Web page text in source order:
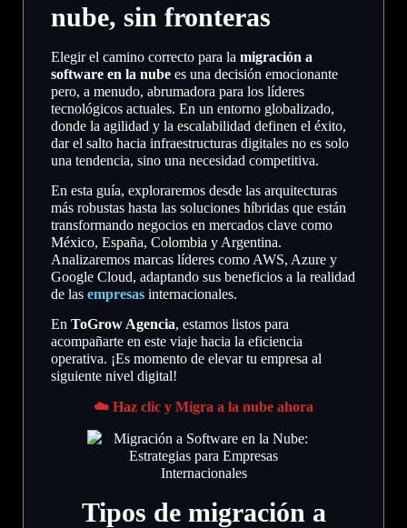
nube, sin fronteras
Elegir el camino correcto para la migración a
software en la nube es una decisión emocionante
pero, a menudo, abrumadora para los líderes
tecnológicos actuales. En un entorno globalizado,
donde la agilidad y la escalabilidad definen el éxito,
dar el salto hacia infraestructuras digitales no es solo
una tendencia, sino una necesidad competitiva.
En esta guía, exploraremos desde las arquitecturas
más robustas hasta las soluciones híbridas que están
transformando negocios en mercados clave como
México, España, Colombia y Argentina.
Analizaremos marcas líderes como AWS, Azure y
Google Cloud, adaptando sus beneficios a la realidad
de las empresas internacionales.
En ToGrow Agencia, estamos listos para
acompañarte en este viaje hacia la eficiencia
operativa. ¡Es momento de elevar tu empresa al
siguiente nivel digital!
☁️ Haz clic y Migra a la nube ahora
Tipos de migración a